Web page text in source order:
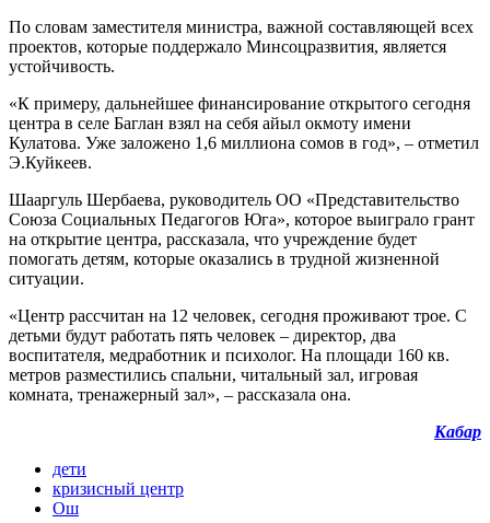
По словам заместителя министра, важной составляющей всех
проектов, которые поддержало Минсоцразвития, является
устойчивость.
«К примеру, дальнейшее финансирование открытого сегодня
центра в селе Баглан взял на себя айыл окмоту имени
Кулатова. Уже заложено 1,6 миллиона сомов в год», – отметил
Э.Куйкеев.
Шааргуль Шербаева, руководитель ОО «Представительство
Союза Социальных Педагогов Юга», которое выиграло грант
на открытие центра, рассказала, что учреждение будет
помогать детям, которые оказались в трудной жизненной
ситуации.
«Центр рассчитан на 12 человек, сегодня проживают трое. С
детьми будут работать пять человек – директор, два
воспитателя, медработник и психолог. На площади 160 кв.
метров разместились спальни, читальный зал, игровая
комната, тренажерный зал», – рассказала она.
Кабар
дети
кризисный центр
Ош